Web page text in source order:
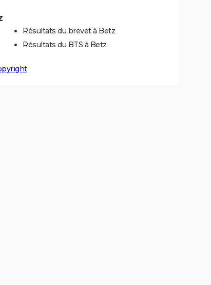
Résultats du brevet à Betz
Résultats du BTS à Betz